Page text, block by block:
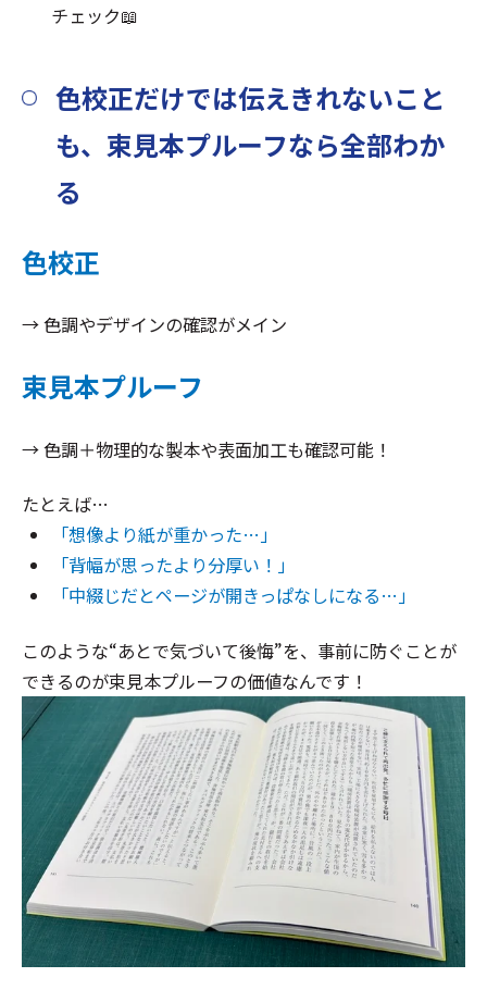
チェック📖
色校正だけでは伝えきれないこと
も、束見本プルーフなら全部わか
る
色校正
→ 色調やデザインの確認がメイン
束見本プルーフ
→ 色調＋物理的な製本や表面加工も確認可能！
たとえば…
「想像より紙が重かった…」
「背幅が思ったより分厚い！」
「中綴じだとページが開きっぱなしになる…」
このような“あとで気づいて後悔”を、事前に防ぐことが
できるのが束見本プルーフの価値なんです！